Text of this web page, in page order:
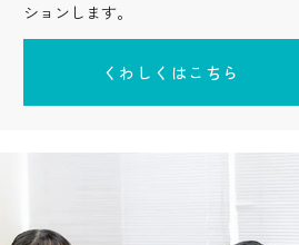
ションします。
くわしくはこちら